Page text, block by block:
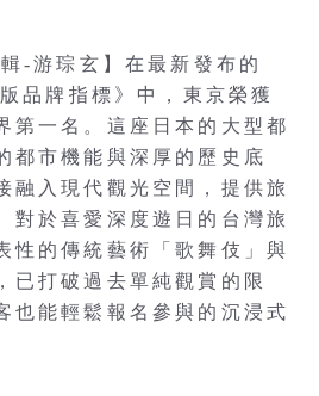
-游琮玄】在最新發布的
品牌指標》中，東京榮獲
第一名。這座日本的大型都
都市機能與深厚的歷史底
融入現代觀光空間，提供旅
對於喜愛深度遊日的台灣旅
性的傳統藝術「歌舞伎」與
已打破過去單純觀賞的限
也能輕鬆報名參與的沉浸式